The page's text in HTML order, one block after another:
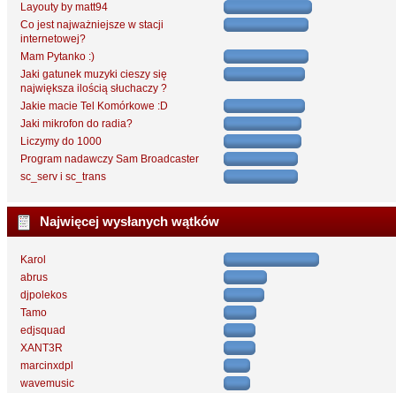
Layouty by matt94
Co jest najważniejsze w stacji
internetowej?
Mam Pytanko :)
Jaki gatunek muzyki cieszy się
największa ilością słuchaczy ?
Jakie macie Tel Komórkowe :D
Jaki mikrofon do radia?
Liczymy do 1000
Program nadawczy Sam Broadcaster
sc_serv i sc_trans
Najwięcej wysłanych wątków
Karol
abrus
djpolekos
Tamo
edjsquad
XANT3R
marcinxdpl
wavemusic